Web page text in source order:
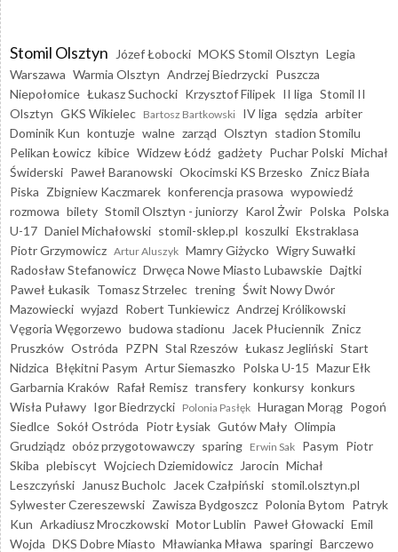
Stomil Olsztyn Józef Łobocki MOKS Stomil Olsztyn Legia
Warszawa Warmia Olsztyn Andrzej Biedrzycki Puszcza
Niepołomice Łukasz Suchocki Krzysztof Filipek II liga Stomil II
Olsztyn GKS Wikielec Bartosz Bartkowski IV liga sędzia arbiter
Dominik Kun kontuzje walne zarząd Olsztyn stadion Stomilu
Pelikan Łowicz kibice Widzew Łódź gadżety Puchar Polski Michał
Świderski Paweł Baranowski Okocimski KS Brzesko Znicz Biała
Piska Zbigniew Kaczmarek konferencja prasowa wypowiedź
rozmowa bilety Stomil Olsztyn - juniorzy Karol Żwir Polska Polska
U-17 Daniel Michałowski stomil-sklep.pl koszulki Ekstraklasa
Piotr Grzymowicz Artur Aluszyk Mamry Giżycko Wigry Suwałki
Radosław Stefanowicz Drwęca Nowe Miasto Lubawskie Dajtki
Paweł Łukasik Tomasz Strzelec trening Świt Nowy Dwór
Mazowiecki wyjazd Robert Tunkiewicz Andrzej Królikowski
Vęgoria Węgorzewo budowa stadionu Jacek Płuciennik Znicz
Pruszków Ostróda PZPN Stal Rzeszów Łukasz Jegliński Start
Nidzica Błękitni Pasym Artur Siemaszko Polska U-15 Mazur Ełk
Garbarnia Kraków Rafał Remisz transfery konkursy konkurs
Wisła Puławy Igor Biedrzycki Polonia Pasłęk Huragan Morąg Pogoń
Siedlce Sokół Ostróda Piotr Łysiak Gutów Mały Olimpia
Grudziądz obóz przygotowawczy sparing Erwin Sak Pasym Piotr
Skiba plebiscyt Wojciech Dziemidowicz Jarocin Michał
Leszczyński
Janusz Bucholc Jacek Czałpiński stomil.olsztyn.pl
Sylwester Czereszewski Zawisza Bydgoszcz Polonia Bytom Patryk
Kun Arkadiusz Mroczkowski Motor Lublin Paweł Głowacki Emil
Wojda DKS Dobre Miasto Mławianka Mława sparingi Barczewo